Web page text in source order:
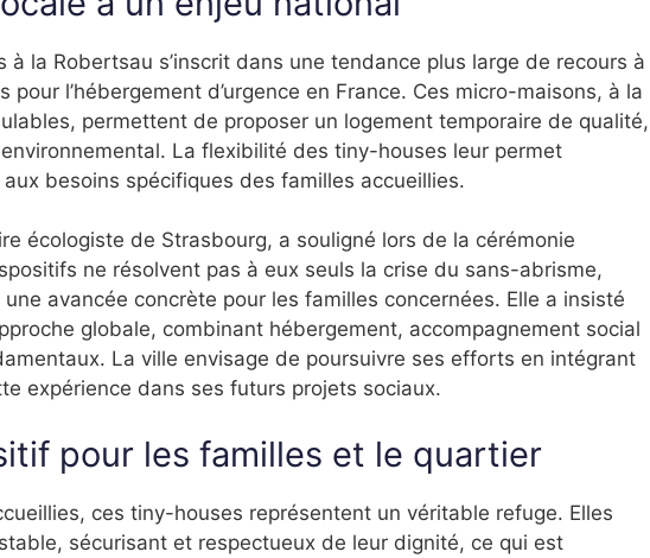
la Robertsau s’inscrit dans une tendance plus large de recours à
pour l’hébergement d’urgence en France. Ces micro-maisons, à la
permettent de proposer un logement temporaire de qualité,
La flexibilité des tiny-houses leur permet
aux besoins spécifiques des familles accueillies.
écologiste de Strasbourg, a souligné lors de la cérémonie
ne résolvent pas à eux seuls la crise du sans-abrisme,
une avancée concrète pour les familles concernées. Elle a insisté
globale, combinant hébergement, accompagnement social
La ville envisage de poursuivre ses efforts en intégrant
expérience dans ses futurs projets sociaux.
pour les familles et le quartier
ces tiny-houses représentent un véritable refuge. Elles
sécurisant et respectueux de leur dignité, ce qui est